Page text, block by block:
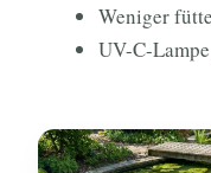
Weniger
UV-C-